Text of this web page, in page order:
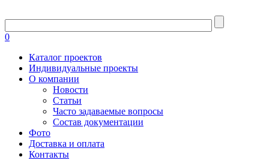
0
Каталог проектов
Индивидуальные проекты
О компании
Новости
Статьи
Часто задаваемые вопросы
Состав документации
Фото
Доставка и оплата
Контакты